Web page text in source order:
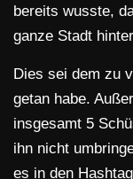
bereits wusste,
ganze Stadt
Dies sei dem zu
getan habe.
insgesamt 5
ihn nicht
es in den